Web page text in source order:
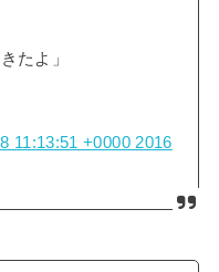
たよ」
11:13:51 +0000 2016